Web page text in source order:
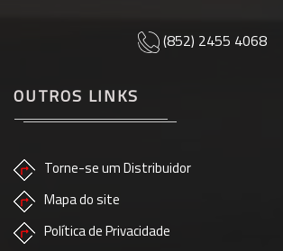
(852) 2455 4068
OUTROS LINKS
Torne-se um Distribuidor
Mapa do site
Política de Privacidade